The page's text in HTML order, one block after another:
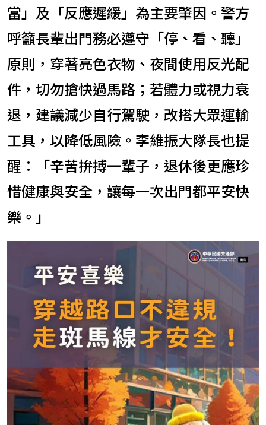
當」及「反應遲緩」為主要肇因。警方
呼籲長輩出門務必遵守「停、看、聽」
原則，穿著亮色衣物、夜間使用反光配
件，切勿搶快過馬路；若體力或視力衰
退，建議減少自行駕駛，改搭大眾運輸
工具，以降低風險。李維振大隊長也提
醒：「辛苦拚搏一輩子，退休後更應珍
惜健康與安全，讓每一次出門都平安快
樂。」